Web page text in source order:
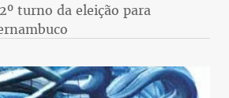
turno da eleição para